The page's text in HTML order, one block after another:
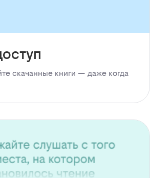
скачанные книги — даже когда